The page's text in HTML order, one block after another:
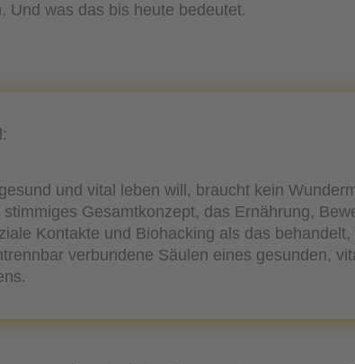
Und was das bis heute bedeutet.
und vital leben will, braucht kein
Gesamtkonzept, das Ernährung,
Kontakte und Biohacking als das behandelt,
verbundene Säulen eines gesunden,